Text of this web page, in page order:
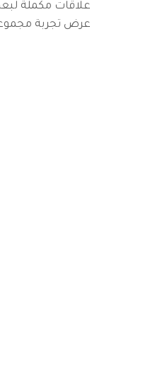
علاقات مكملة
عرض تجربة